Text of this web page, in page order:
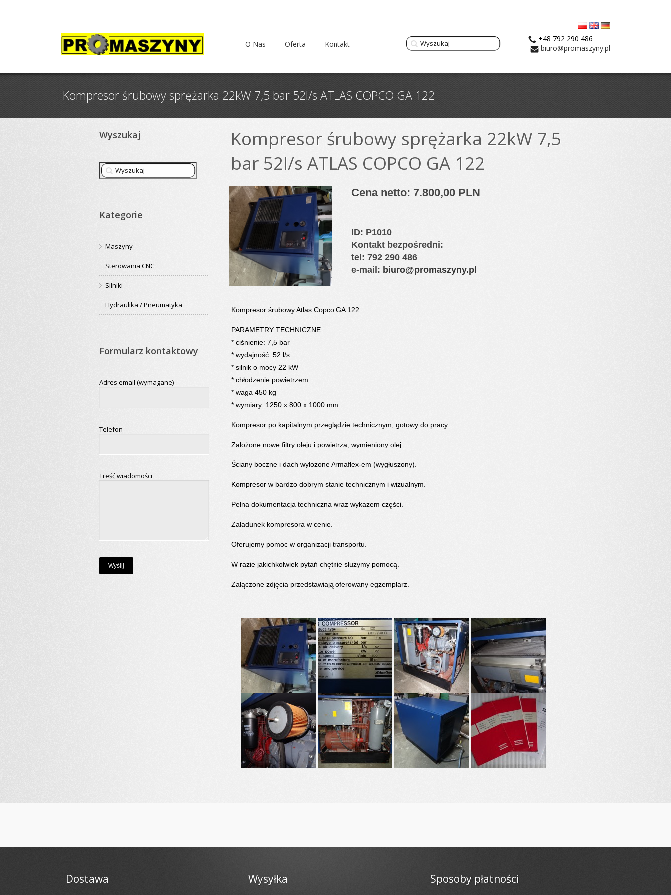
O Nas Oferta Kontakt
+48 792 290 486
biuro@promaszyny.pl
Kompresor śrubowy sprężarka 22kW 7,5 bar 52l/s ATLAS COPCO GA 122
Wyszukaj
Kategorie
Maszyny
Sterowania CNC
Silniki
Hydraulika / Pneumatyka
Formularz kontaktowy
Adres email (wymagane)
Telefon
Treść wiadomości
Kompresor śrubowy sprężarka 22kW 7,5
bar 52l/s ATLAS COPCO GA 122
Cena netto: 7.800,00 PLN
ID: P1010
Kontakt bezpośredni:
tel: 792 290 486
e-mail: biuro@promaszyny.pl
Kompresor śrubowy Atlas Copco GA 122
PARAMETRY TECHNICZNE:
* ciśnienie: 7,5 bar
* wydajność: 52 l/s
* silnik o mocy 22 kW
* chłodzenie powietrzem
* waga 450 kg
* wymiary: 1250 x 800 x 1000 mm
Kompresor po kapitalnym przeglądzie technicznym, gotowy do pracy.
Założone nowe filtry oleju i powietrza, wymieniony olej.
Ściany boczne i dach wyłożone Armaflex-em (wygłuszony).
Kompresor w bardzo dobrym stanie technicznym i wizualnym.
Pełna dokumentacja techniczna wraz wykazem części.
Załadunek kompresora w cenie.
Oferujemy pomoc w organizacji transportu.
W razie jakichkolwiek pytań chętnie służymy pomocą.
Załączone zdjęcia przedstawiają oferowany egzemplarz.
Dostawa Wysyłka Sposoby płatności